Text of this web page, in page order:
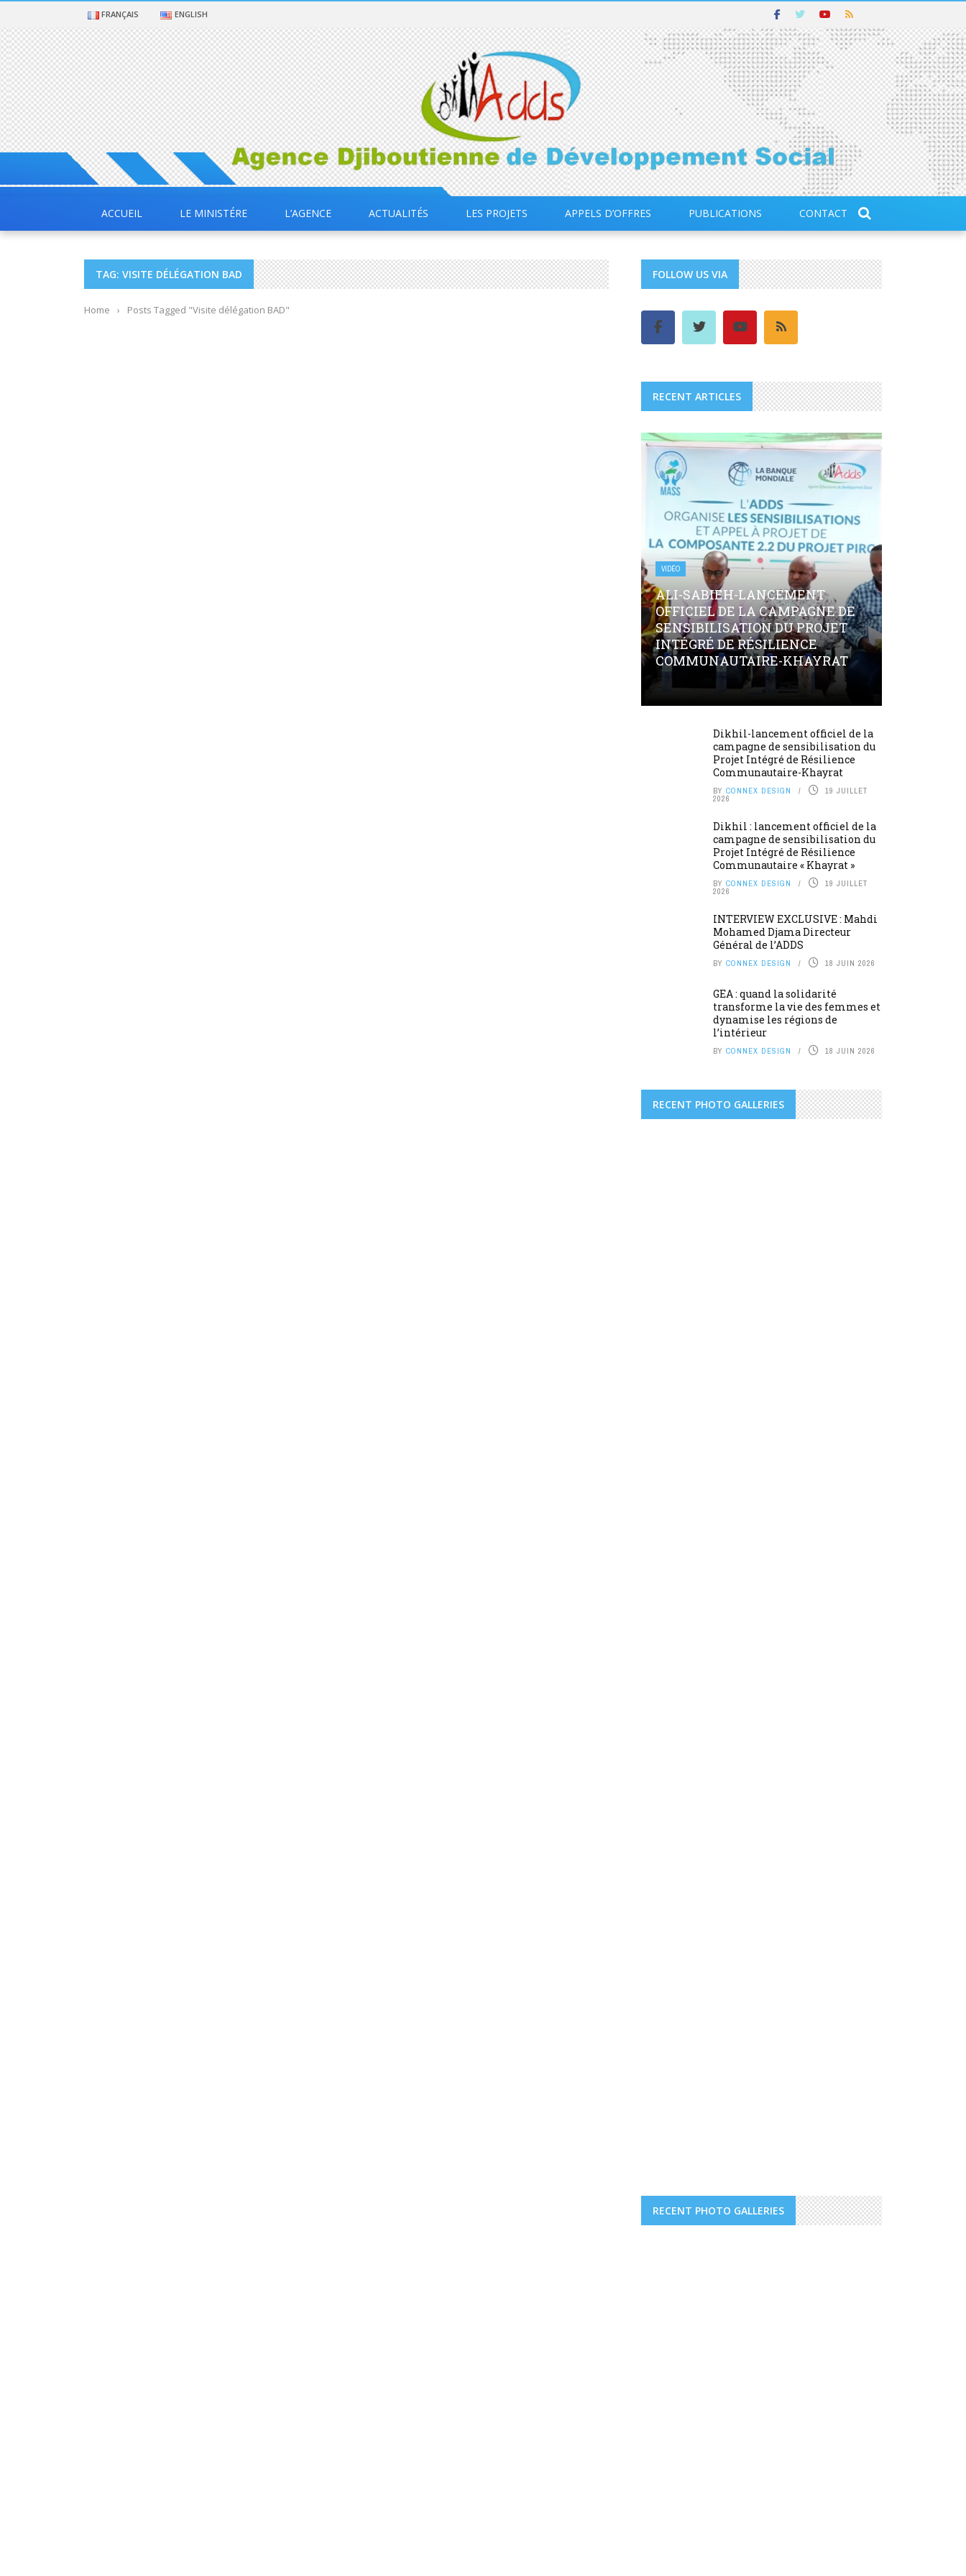
FRANÇAIS ENGLISH
ACCUEIL LE MINISTÉRE L’AGENCE ACTUALITÉS LES PROJETS APPELS D’OFFRES PUBLICATIONS CONTACT
TAG: VISITE DÉLÉGATION BAD
Home › Posts Tagged "Visite délégation BAD"
FOLLOW US VIA
RECENT ARTICLES
VIDÉO
ALI-SABIEH-LANCEMENT
OFFICIEL DE LA CAMPAGNE DE
SENSIBILISATION DU PROJET
INTÉGRÉ DE RÉSILIENCE
COMMUNAUTAIRE-KHAYRAT
Dikhil-lancement officiel de la
campagne de sensibilisation du
Projet Intégré de Résilience
Communautaire-Khayrat
BY CONNEX DESIGN 19 JUILLET
2026
Dikhil : lancement officiel de la
campagne de sensibilisation du
Projet Intégré de Résilience
Communautaire « Khayrat »
BY CONNEX DESIGN 19 JUILLET
2026
INTERVIEW EXCLUSIVE : Mahdi
Mohamed Djama Directeur
Général de l’ADDS
BY CONNEX DESIGN 18 JUIN 2026
GEA : quand la solidarité
transforme la vie des femmes et
dynamise les régions de
l’intérieur
BY CONNEX DESIGN 18 JUIN 2026
RECENT PHOTO GALLERIES
RECENT PHOTO GALLERIES